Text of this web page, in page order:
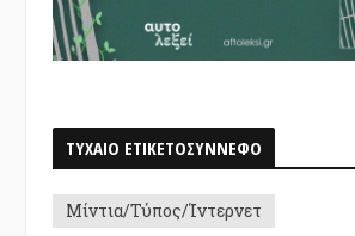
ΤΥΧΑΙΟ ΕΤΙΚΕΤΟΣΥΝΝΕΦΟ
Μίντια/Τύπος/Ίντερνετ